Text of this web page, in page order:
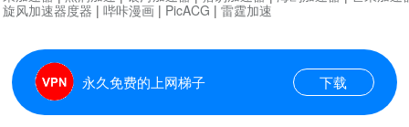
永久免费的上网梯子 下载
旋风加速器度器 | 哔咔漫画 | PicACG | 雷霆加速